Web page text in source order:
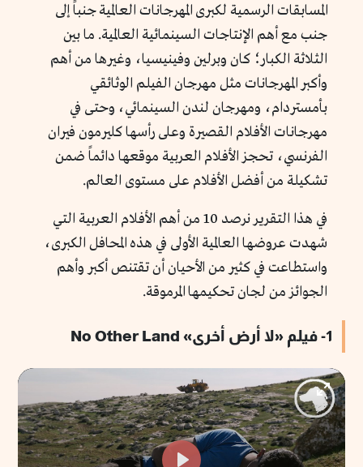
المسابقات الرسمية لكبرى المهرجانات العالمية جنباً إلى
جنب مع أهم الإنتاجات السينمائية العالمية. ما بين
الثلاثة الكبار؛ كان وبرلين وفينيسيا، وغيرها من أهم
وأكبر المهرجانات مثل مهرجان الفيلم الوثائقي
بأمستردام، ومهرجان لندن السينمائي، وحتى في
مهرجانات الأفلام القصيرة وعلى رأسها كليرمون فيران
الفرنسي، تحجز الأفلام العربية موقعها دائماً ضمن
تشكيلة من أفضل الأفلام على مستوى العالم.
في هذا التقرير نرصد 10 من أهم الأفلام العربية التي
شهدت عروضها العالمية الأولى في هذه المحافل الكبرى،
واستطاعت في كثير من الأحيان أن تقتنص أكبر وأهم
الجوائز من لجان تحكيمها المرموقة.
1- فيلم «لا أرض أخرى» No Other Land
Enter